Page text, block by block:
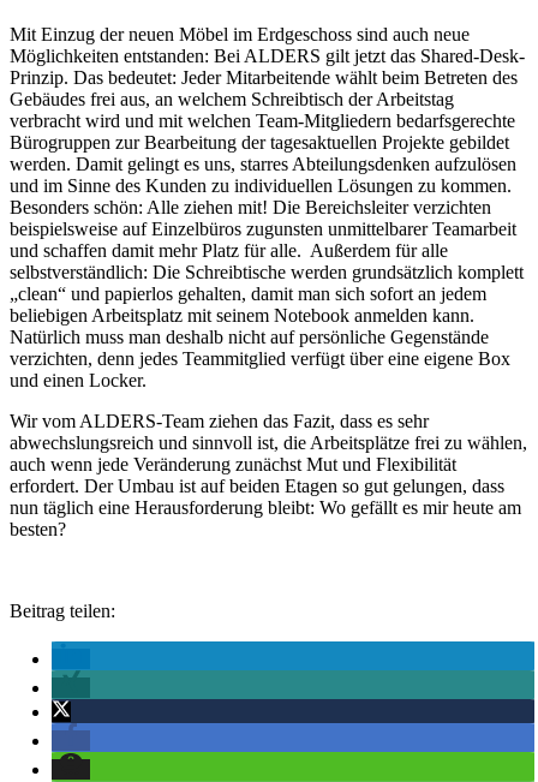
Mit Einzug der neuen Möbel im Erdgeschoss sind auch neue
Möglichkeiten entstanden: Bei ALDERS gilt jetzt das Shared-Desk-
Prinzip. Das bedeutet: Jeder Mitarbeitende wählt beim Betreten des
Gebäudes frei aus, an welchem Schreibtisch der Arbeitstag
verbracht wird und mit welchen Team-Mitgliedern bedarfsgerechte
Bürogruppen zur Bearbeitung der tagesaktuellen Projekte gebildet
werden. Damit gelingt es uns, starres Abteilungsdenken aufzulösen
und im Sinne des Kunden zu individuellen Lösungen zu kommen.
Besonders schön: Alle ziehen mit! Die Bereichsleiter verzichten
beispielsweise auf Einzelbüros zugunsten unmittelbarer Teamarbeit
und schaffen damit mehr Platz für alle. Außerdem für alle
selbstverständlich: Die Schreibtische werden grundsätzlich komplett
„clean“ und papierlos gehalten, damit man sich sofort an jedem
beliebigen Arbeitsplatz mit seinem Notebook anmelden kann.
Natürlich muss man deshalb nicht auf persönliche Gegenstände
verzichten, denn jedes Teammitglied verfügt über eine eigene Box
und einen Locker.
Wir vom ALDERS-Team ziehen das Fazit, dass es sehr
abwechslungsreich und sinnvoll ist, die Arbeitsplätze frei zu wählen,
auch wenn jede Veränderung zunächst Mut und Flexibilität
erfordert. Der Umbau ist auf beiden Etagen so gut gelungen, dass
nun täglich eine Herausforderung bleibt: Wo gefällt es mir heute am
besten?
Beitrag teilen: